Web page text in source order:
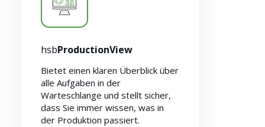
hsbProductionView
Bietet einen klaren Überblick über
alle Aufgaben in der
Warteschlange und stellt sicher,
dass Sie immer wissen, was in
der Produktion passiert.